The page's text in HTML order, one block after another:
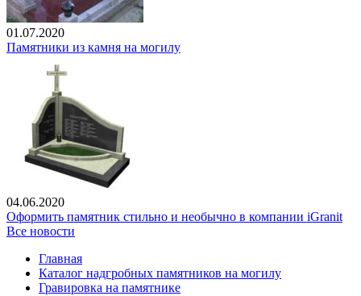
01.07.2020
Памятники из камня на могилу
04.06.2020
Оформить памятник стильно и необычно в компании iGranit
Все новости
Главная
Каталог надгробных памятников на могилу
Гравировка на памятнике